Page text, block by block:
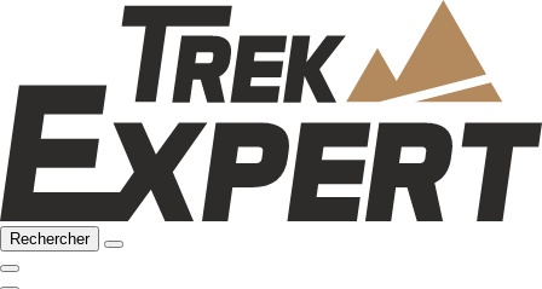
Rechercher